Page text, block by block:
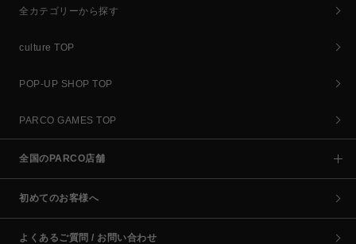
全カテゴリーから探す
culture TOP
POP-UP SHOP TOP
PARCO GAMES TOP
全国のPARCO店舗
初めてのお客様へ
よくあるご質問 / お問い合わせ